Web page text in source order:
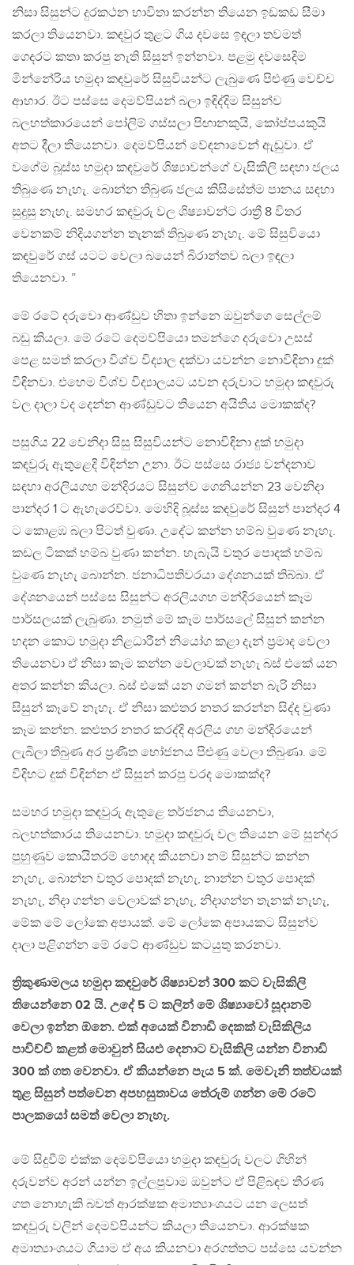
නිසා සිසුන්ට දුරකථන භාවිතා කරන්න තියෙන ඉඩකඩ සීමා
කරලා තියෙනවා. කඳවුර තුළට ගිය දවසෙ ඉඳලා තවමත්
ගෙදරට කතා කරපු නැති සිසුන් ඉන්නවා. පළමු දවසෙදිම
මින්නේරිය හමුදා කඳවුරේ සිසුවියන්ට ලැබුණෙ පිළුණු වෙච්ච
ආහාර. ඊට පස්සෙ දෙමව්පියන් බලා ඉඳිද්දිම සිසුන්ව
බලහත්කාරයෙන් පෝලිම් ගස්සලා පිඟානකුයි, කෝප්පයකුයි
අතට දීලා තියෙනවා. දෙමව්පියන් වේඳනාවෙන් ඇඬුවා. ඒ
වගේම බූස්ස හමුදා කඳවුරේ ශිෂ්‍යාවන්ගේ වැසිකිලි සඳහා ජලය
තිබුණෙ නැහැ. බොන්න තිබුණ ජලය කිසිසේත්ම පානය සඳහා
සුදුසු නැහැ. සමහර කඳවුරු වල ශිෂ්‍යාවන්ට රාත්‍රී 8 විතර
වෙනකම් නිදියගන්න තැනක් තිබුණෙ නැහැ. මේ සිසුවියො
කඳවුරේ ගස් යටට වෙලා බයෙන් බිරාන්තව බලා ඉඳලා
තියෙනවා. ”
මේ රටේ දරුවො ආණ්ඩුව හිතා ඉන්නෙ ඔවුන්ගෙ සෙල්ලම්
බඩු කියලා. මේ රටේ දෙමව්පියො තමන්ගෙ දරුවො උසස්
පෙළ සමත් කරලා විශ්ව විද්‍යාල දක්වා යවන්න නොවිඳිනා දුක්
විඳිනවා. එහෙම විශ්ව විද්‍යාලයට යවන දරුවාට හමුදා කඳවුරු
වල දාලා වද දෙන්න ආණ්ඩුවට තියෙන අයිතිය මොකක්ද?
පසුගිය 22 වෙනිදා සිසු සිසුවියන්ට නොවිඳිනා දුක් හමුදා
කඳවුරු ඇතුළෙදි විඳින්න උනා. ඊට පස්සෙ රාජ්‍ය වන්දනාව
සඳහා අරලියගහ මන්දිරයට සිසුන්ව ගෙනියන්න 23 වෙනිදා
පාන්දර 1 ට ඇහැරෙව්වා. මෙහිදි බූස්ස කඳවුරේ සිසුන් පාන්දර 4
ට කොළඹ බලා පිටත් වුණා. උදේට කන්න හම්බ වුණෙ නැහැ.
කඩල ටිකක් හම්බ වුණා කන්න. හැබැයි වතුර පොදක් හම්බ
වුණෙ නැහැ බොන්න. ජනාධිපතිවරයා දේශනයක් තිබ්බා. ඒ
දේශනයෙන් පස්සෙ සිසුන්ට අරලියගහ මන්දිරයෙන් කෑම
පාර්සලයක් ලැබුණා. නමුත් මේ කෑම පාර්සලේ සිසුන් කන්න
හදන කොට හමුදා නිළධාරීන් නියෝග කළා දැන් ප්‍රමාද වෙලා
තියෙනවා ඒ නිසා කෑම කන්න වෙලාවක් නැහැ බස් එකේ යන
අතර කන්න කියලා. බස් එකේ යන ගමන් කන්න බැරි නිසා
සිසුන් කෑවේ නැහැ. ඒ නිසා කළුතර නතර කරන්න සිද්ද වුණා
කෑම කන්න. කළුතර නතර කරද්දි අරලිය ගහ මන්දිරයෙන්
ලැබිලා තිබුණ අර ප්‍රණීත භෝජනය පිළුණු වෙලා තිබුණා. මේ
විදිහට දුක් විඳින්න ඒ සිසුන් කරපු වරද මොකක්ද?
සමහර හමුදා කඳවුරු ඇතුළෙ තර්ජනය තියෙනවා,
බලහත්කාරය තියෙනවා. හමුදා කඳවුරු වල තියෙන මේ සුන්දර
පුහුණුව කොයිතරම් හොඳද කියනවා නම් සිසුන්ට කන්න
නැහැ, බොන්න වතුර පොදක් නැහැ, නාන්න වතුර පොදක්
නැහැ, නිදා ගන්න වෙලාවක් නැහැ, නිදාගන්න තැනක් නැහැ,
මේක මේ ලෝකෙ අපායක්. මේ ලෝකෙ අපායකට සිසුන්ව
දාලා පළිගන්න මේ රටේ ආණ්ඩුව කටයුතු කරනවා.
ත්‍රිකුණාමලය හමුදා කඳවුරේ ශිෂ්‍යාවන් 300 කට වැසිකිලි
තියෙන්නෙ 02 යි. උදේ 5 ට කලින් මේ ශිෂ්‍යාවෝ සූදානම්
වෙලා ඉන්න ඕනෙ. එක් අයෙක් විනාඩි දෙකක් වැසිකිලිය
පාවිච්චි කළත් මොවුන් සියළු දෙනාට වැසිකිලි යන්න විනාඩි
300 ක් ගත වෙනවා. ඒ කියන්නෙ පැය 5 ක්. මෙවැනි තත්වයක්
තුළ සිසුන් පත්වෙන අපහසුතාවය තේරුම් ගන්න මේ රටේ
පාලකයෝ සමත් වෙලා නැහැ.
මේ සිදුවීම් එක්ක දෙමව්පියො හමුදා කඳවුරු වලට ගිහින්
දරුවන්ව අරන් යන්න ඉල්ලපුවාම ඔවුන්ට ඒ පිළිබඳව තීරණ
ගත නොහැකි බවත් ආරක්ෂක අමාත්‍යාංශයට යන ලෙසත්
කඳවුරු වලින් දෙමව්පියන්ට කියලා තියෙනවා. ආරක්ෂක
අමාත්‍යාංශයට ගියාම ඒ අය කියනවා අරගත්තට පස්සෙ යවන්න